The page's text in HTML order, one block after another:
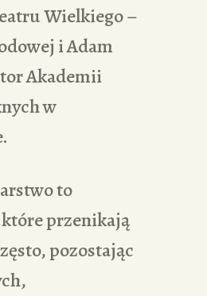
Wielkiego –
i Adam
Akademii
w
to
przenikają
pozostając